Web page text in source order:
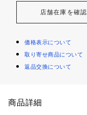
店舗在庫を確認
価格表示について
取り寄せ商品について
返品交換について
商品詳細